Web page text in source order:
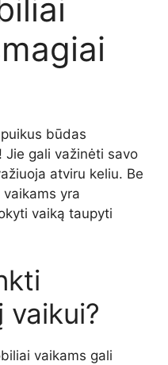
būdas
Jie gali važinėti savo
atviru keliu. Be
yra
vaiką taupyti
vaikui?
vaikams gali